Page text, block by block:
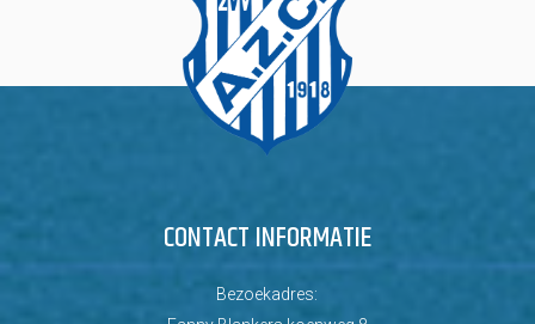
CONTACT INFORMATIE
Bezoekadres: